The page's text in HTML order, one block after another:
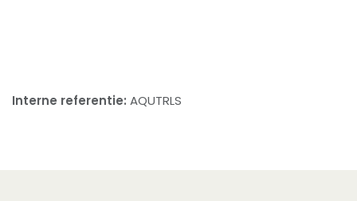
Interne referentie: AQUTRLS